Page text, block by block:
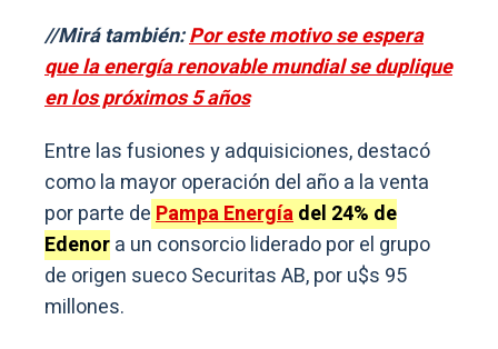
//Mirá también:Por este motivo se espera
que la energía renovable mundial se duplique
en los próximos 5 años
Entre las fusiones y adquisiciones, destacó
como la mayor operación del año a la venta
por parte dePampa Energíadel 24% de
Edenora un consorcio liderado por el grupo
de origen sueco Securitas AB, por u$s 95
millones.